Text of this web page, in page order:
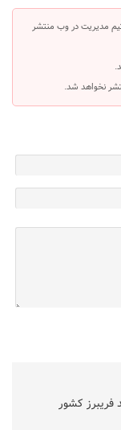
مدیریت در وب منتشر
نخواهد شد.
کشور